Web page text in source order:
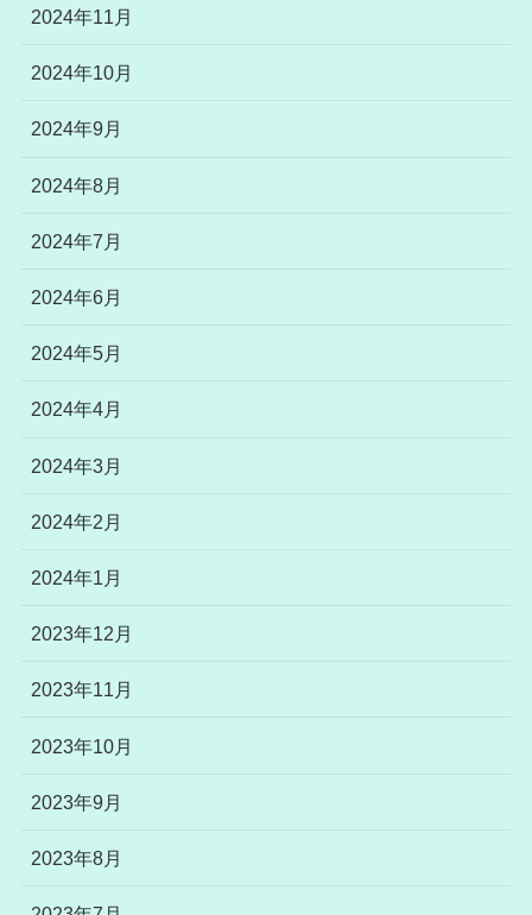
2024年11月
2024年10月
2024年9月
2024年8月
2024年7月
2024年6月
2024年5月
2024年4月
2024年3月
2024年2月
2024年1月
2023年12月
2023年11月
2023年10月
2023年9月
2023年8月